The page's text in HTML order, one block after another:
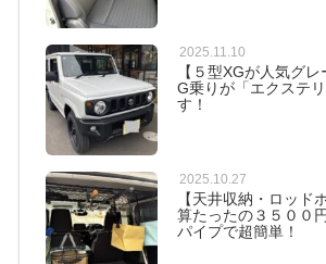
2025.11.10
【５型XGが人気グ
G乗りが「エクステ
す！
2025.10.27
【天井収納・ロッド
算たったの３５００
パイプで超簡単！